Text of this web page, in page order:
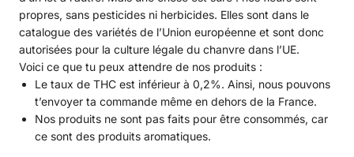
propres, sans pesticides ni herbicides. Elles sont dans le
catalogue des variétés de l’Union européenne et sont donc
autorisées pour la culture légale du chanvre dans l’UE.
Voici ce que tu peux attendre de nos produits :
Le taux de THC est inférieur à 0,2%. Ainsi, nous pouvons
t’envoyer ta commande même en dehors de la France.
Nos produits ne sont pas faits pour être consommés, car
ce sont des produits aromatiques.